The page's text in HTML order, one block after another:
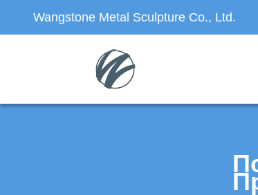
Wangstone Metal Sculpture Co., Ltd.